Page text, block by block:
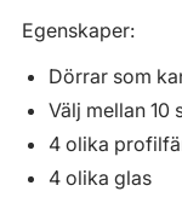
Egenskaper:
Dörrar som
Välj mellan 10
4 olika
4 olika glas